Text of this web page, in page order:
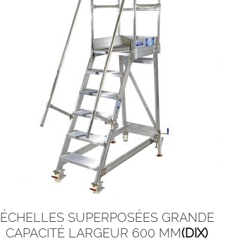
ÉCHELLES SUPERPOSÉES GRANDE
CAPACITÉ LARGEUR 600 MM(DIX)